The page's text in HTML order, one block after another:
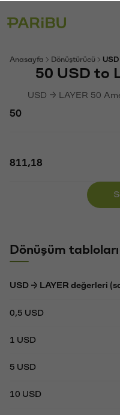
Anasayfa Dönüştürücü
50 USD to
USD → LAYER 50
Dönüşüm tabloları
USD → LAYER değerleri
0,5 USD
1 USD
5 USD
10 USD